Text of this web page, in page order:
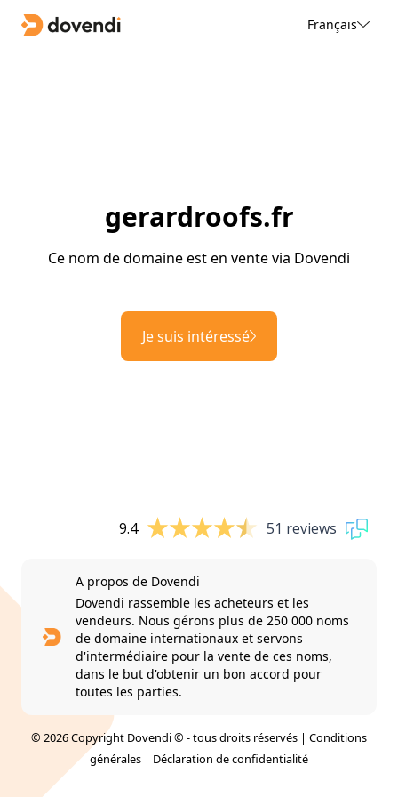
Français
gerardroofs.fr
Ce nom de domaine est en vente via Dovendi
Je suis intéressé
9.4 51 reviews
A propos de Dovendi
Dovendi rassemble les acheteurs et les
vendeurs. Nous gérons plus de 250 000 noms
de domaine internationaux et servons
d'intermédiaire pour la vente de ces noms,
dans le but d'obtenir un bon accord pour
toutes les parties.
© 2026 Copyright Dovendi © - tous droits réservés | Conditions
générales | Déclaration de confidentialité